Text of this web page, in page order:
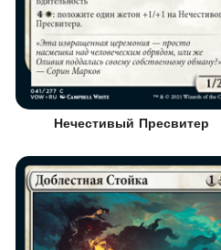
Нечестивый Пресвитер